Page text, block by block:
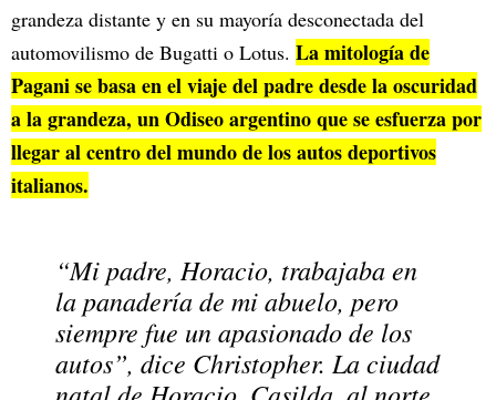
grandeza distante y en su mayoría desconectada del
automovilismo de Bugatti o Lotus. La mitología de
Pagani se basa en el viaje del padre desde la oscuridad
a la grandeza, un Odiseo argentino que se esfuerza por
llegar al centro del mundo de los autos deportivos
italianos.
“Mi padre, Horacio, trabajaba en
la panadería de mi abuelo, pero
siempre fue un apasionado de los
autos”, dice Christopher. La ciudad